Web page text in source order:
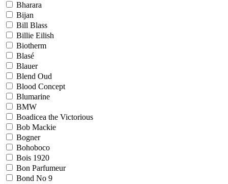
Bharara
Bijan
Bill Blass
Billie Eilish
Biotherm
Blasé
Blauer
Blend Oud
Blood Concept
Blumarine
BMW
Boadicea the Victorious
Bob Mackie
Bogner
Bohoboco
Bois 1920
Bon Parfumeur
Bond No 9